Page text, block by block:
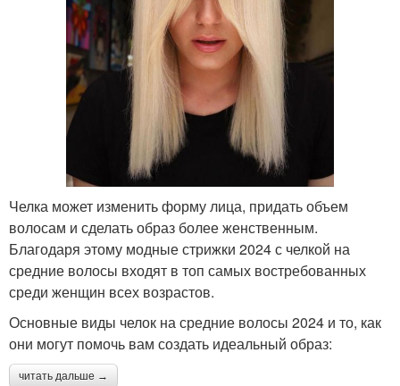
Челка может изменить форму лица, придать объем
волосам и сделать образ более женственным.
Благодаря этому модные стрижки 2024 с челкой на
средние волосы входят в топ самых востребованных
среди женщин всех возрастов.
Основные виды челок на средние волосы 2024 и то, как
они могут помочь вам создать идеальный образ:
читать дальше →